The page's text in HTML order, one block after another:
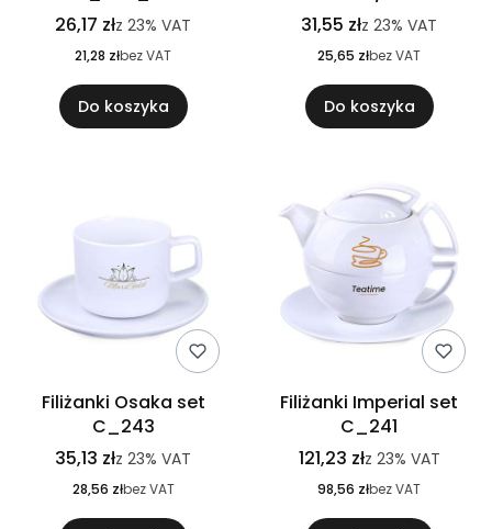
26,17 złz 23% VAT
21,28 złbez VAT
Do koszyka
31,55 złz 23% VAT
25,65 złbez VAT
Do koszyka
Filiżanki Osaka set
C_243
35,13 złz 23% VAT
28,56 złbez VAT
Filiżanki Imperial set
C_241
121,23 złz 23% VAT
98,56 złbez VAT